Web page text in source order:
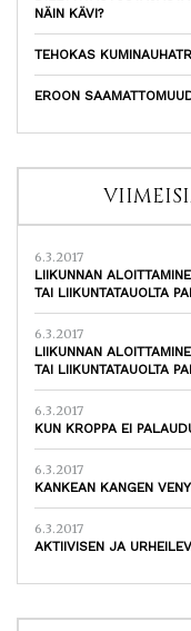
NÄIN KÄVI?
TEHOKAS
EROON
6.3.2017
LIIKUNNAN
TAI LIIKUNTATAUOLTA
6.3.2017
LIIKUNNAN
TAI LIIKUNTATAUOLTA
6.3.2017
KUN KROPPA EI
6.3.2017
KANKEAN KANGEN
6.3.2017
AKTIIVISEN JA